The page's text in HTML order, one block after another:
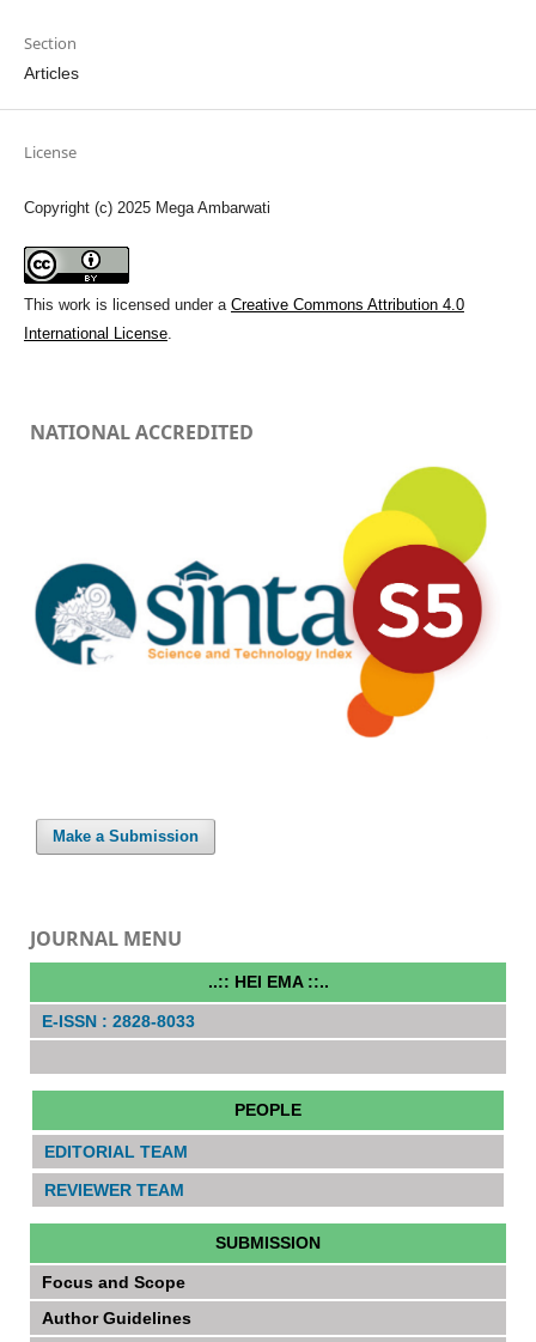
Section
Articles
License
Copyright (c) 2025 Mega Ambarwati
This work is licensed under a Creative Commons Attribution 4.0
International License.
NATIONAL ACCREDITED
Make a Submission
JOURNAL MENU
..:: HEI EMA ::..
E-ISSN : 2828-8033
PEOPLE
EDITORIAL TEAM
REVIEWER TEAM
SUBMISSION
Focus and Scope
Author Guidelines